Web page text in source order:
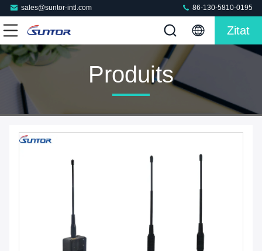
sales@suntor-intl.com 86-130-5810-0195
Zitat
Produits